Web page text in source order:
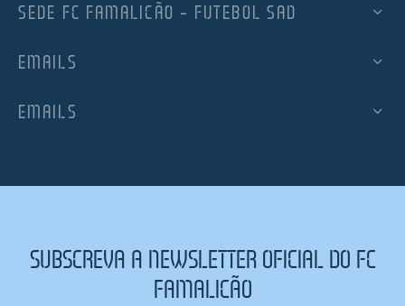
SEDE FC FAMALICÃO – FUTEBOL SAD
EMAILS
EMAILS
SUBSCREVA A NEWSLETTER OFICIAL DO FC
FAMALICÃO